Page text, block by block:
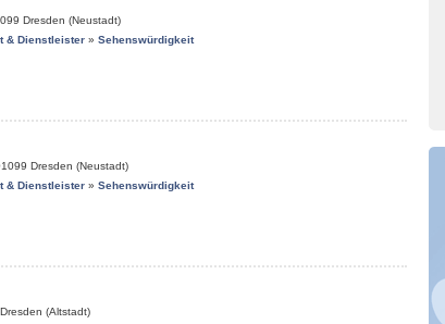
Dresden (Neustadt)
& Dienstleister » Sehenswürdigkeit
Dresden (Neustadt)
& Dienstleister » Sehenswürdigkeit
Dresden (Altstadt)